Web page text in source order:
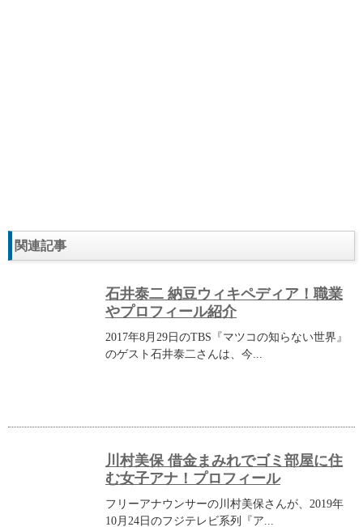
関連記事
石井泰二 納豆ウィキペディア！職業
やプロフィール紹介
2017年8月29日のTBS『マツコの知らない世界』
のゲスト石井泰二さんは、今...
川村美保 借金まみれでゴミ部屋に住
む女子アナ！プロフィール
フリーアナウンサーの川村美保さんが、2019年
10月24日のフジテレビ系列『ア...